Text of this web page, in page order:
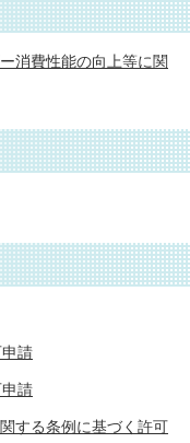
消費性能の向上等に関
請
請
する条例に基づく許可